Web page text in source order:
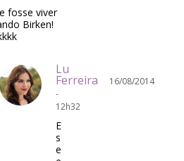
fosse viver
Birken!
Lu
Ferreira
16/08/2014
-
12h32
E
s
e